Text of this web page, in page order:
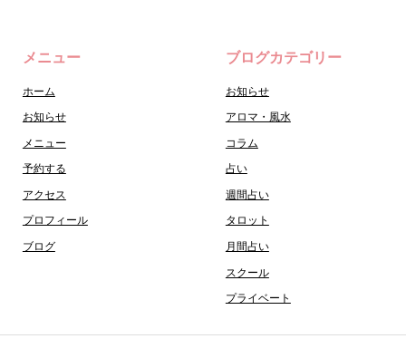
メニュー
ホーム
お知らせ
メニュー
予約する
アクセス
プロフィール
ブログ
ブログカテゴリー
お知らせ
アロマ・風水
コラム
占い
週間占い
タロット
月間占い
スクール
プライベート